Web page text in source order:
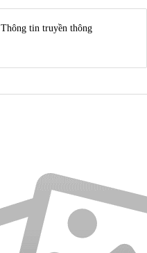
Thông tin truyền thông